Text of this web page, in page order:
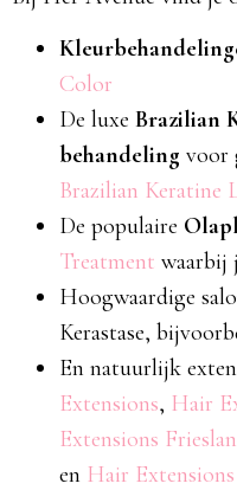
Color
De luxe Brazilian
behandeling voor
Brazilian Keratine
De populaire
Treatment waarbij
Hoogwaardige
Kerastase,
En natuurlijk
Extensions, Hair
Extensions
en Hair